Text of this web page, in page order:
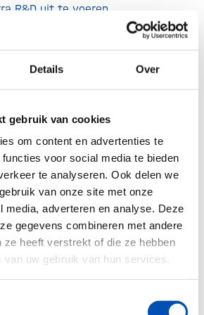
Details Over
gebruik van cookies
om content en advertenties te
voor social media te bieden
te analyseren. Ook delen we
van onze site met onze
media, adverteren en analyse. Deze
gegevens combineren met andere
ze heeft verstrekt of die ze hebben
uw gebruik van hun services.
R&D uit te voeren.
is weinig negatiefs te
het bedrijf, zonder daar een
de subsidievertrekker, en
op dit punt een9 uit 10.
last van de MIT R&D is goed in
subsidiebedrag. De
zijn niet gigantisch, maar de
administratieve last is laag
type project. Voor kleine